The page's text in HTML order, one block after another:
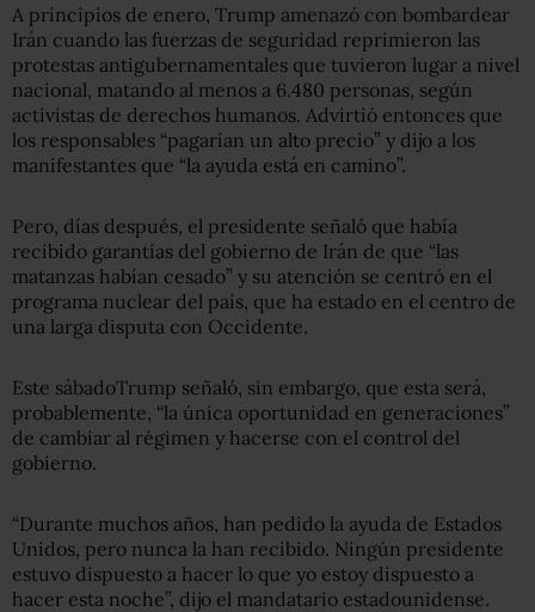
A principios de enero, Trump amenazó con bombardear
Irán cuando las fuerzas de seguridad reprimieron las
protestas antigubernamentales que tuvieron lugar a nivel
nacional, matando al menos a 6.480 personas, según
activistas de derechos humanos. Advirtió entonces que
los responsables “pagarían un alto precio” y dijo a los
manifestantes que “la ayuda está en camino”.
Pero, días después, el presidente señaló que había
recibido garantías del gobierno de Irán de que “las
matanzas habían cesado” y su atención se centró en el
programa nuclear del país, que ha estado en el centro de
una larga disputa con Occidente.
Este sábadoTrump señaló, sin embargo, que esta será,
probablemente, “la única oportunidad en generaciones”
de cambiar al régimen y hacerse con el control del
gobierno.
“Durante muchos años, han pedido la ayuda de Estados
Unidos, pero nunca la han recibido. Ningún presidente
estuvo dispuesto a hacer lo que yo estoy dispuesto a
hacer esta noche”, dijo el mandatario estadounidense.